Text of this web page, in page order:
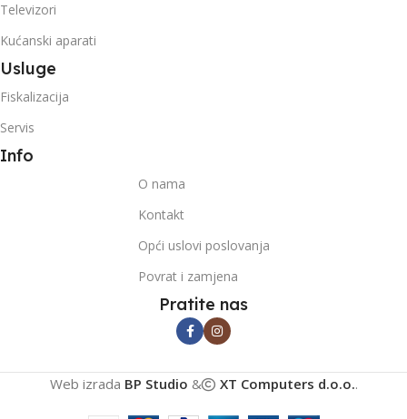
Televizori
Kućanski aparati
Usluge
Fiskalizacija
Servis
Info
O nama
Kontakt
Opći uslovi poslovanja
Povrat i zamjena
Pratite nas
Web izrada BP Studio & XT Computers d.o.o..